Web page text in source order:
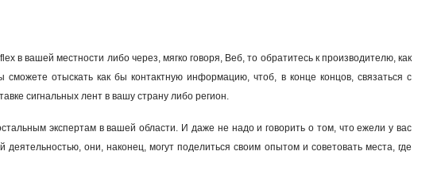
в вашей местности либо через, мягко говоря, Веб, то обратитесь к производителю, как
отыскать как бы контактную информацию, чтоб, в конце концов, связаться с
сигнальных лент в вашу страну либо регион.
экспертам в вашей области. И даже не надо и говорить о том, что ежели у вас
они, наконец, могут поделиться своим опытом и советовать места, где